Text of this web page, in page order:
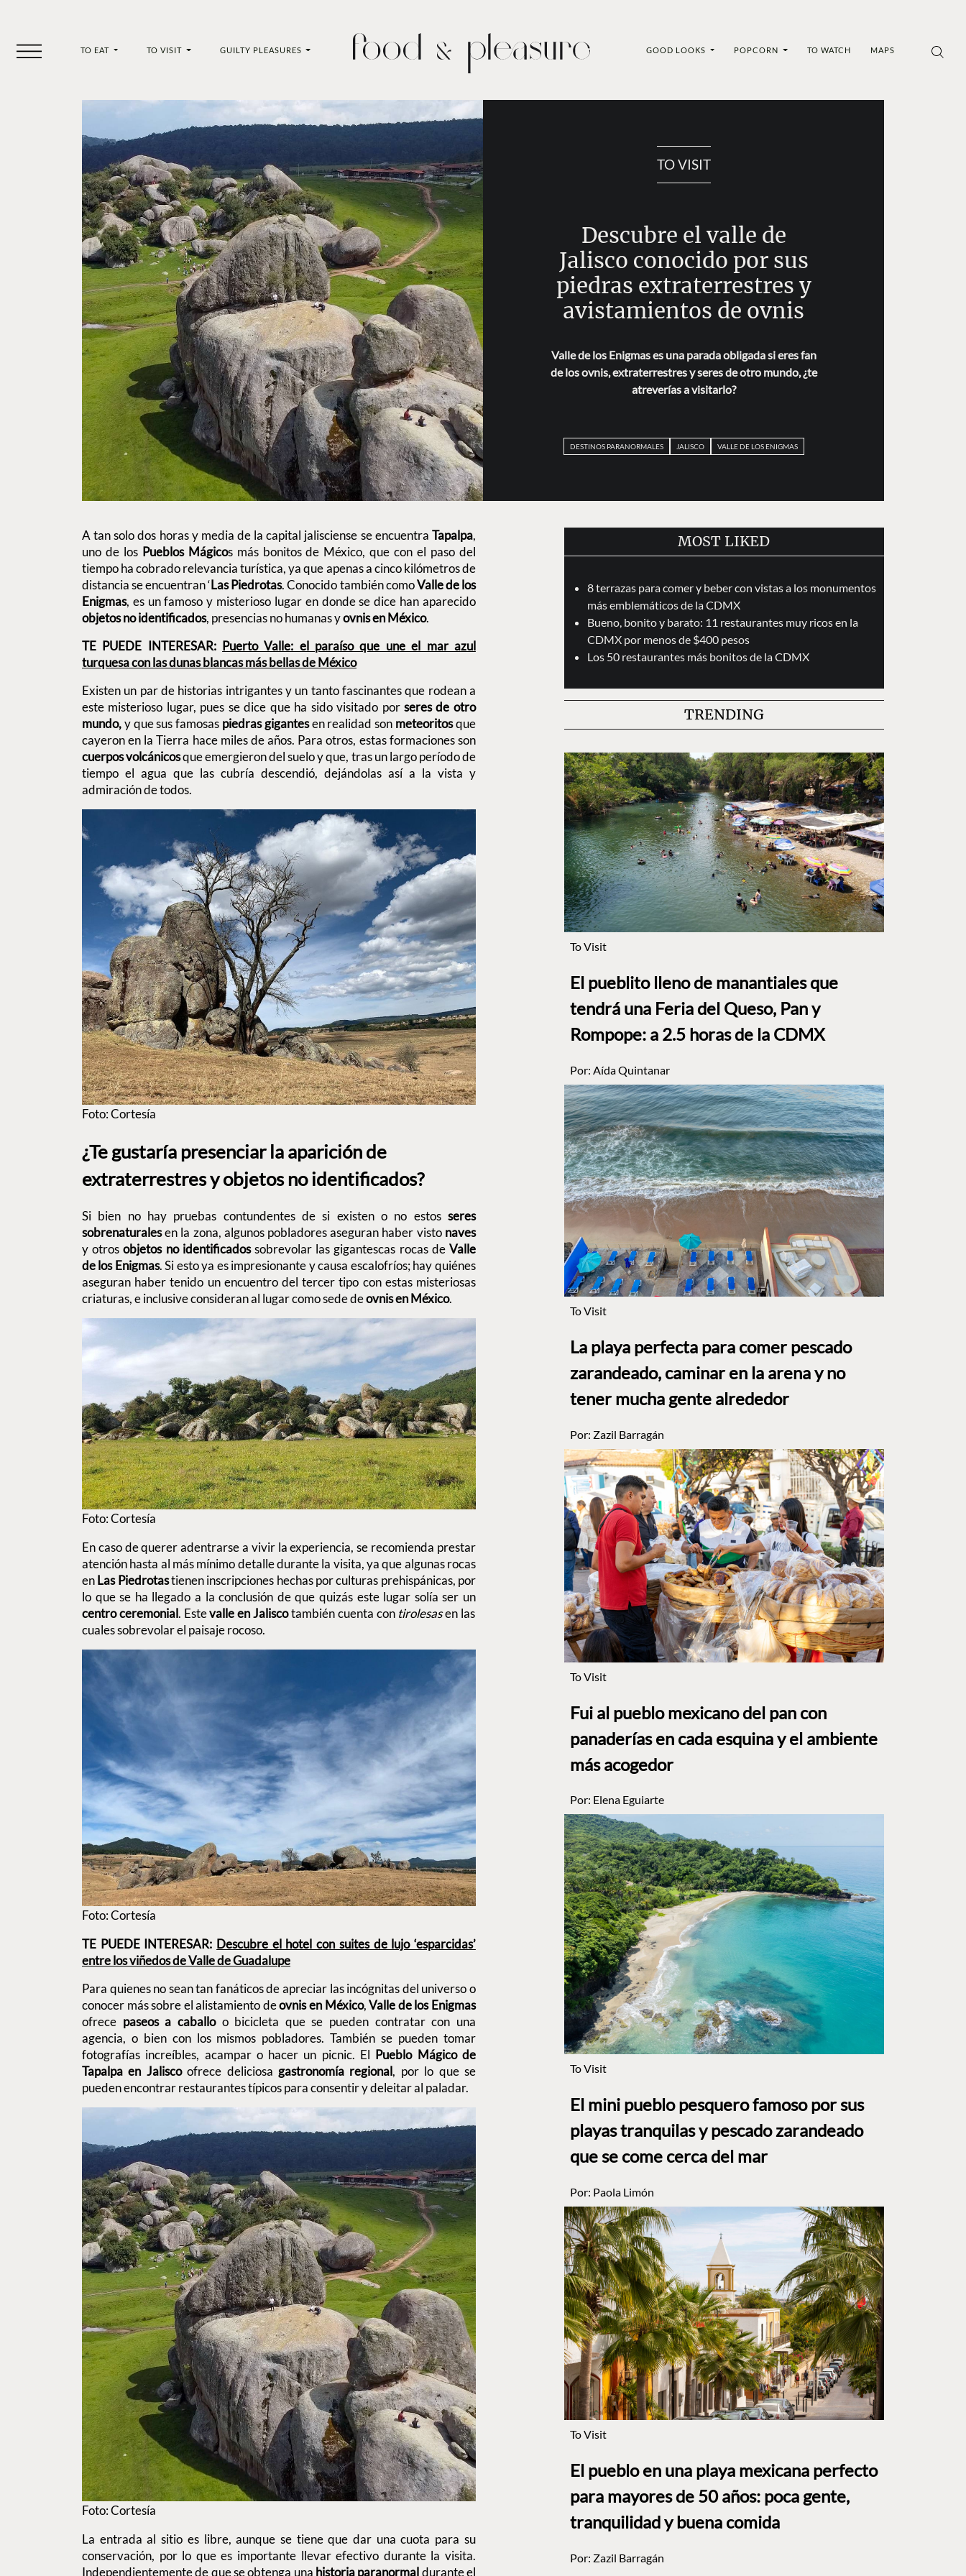
TO EAT TO VISIT GUILTY PLEASURES GOOD LOOKS POPCORN TO WATCH MAPS
TO VISIT
Descubre el valle de
Jalisco conocido por sus
piedras extraterrestres y
avistamientos de ovnis
Valle de los Enigmas es una parada obligada si eres fan
de los ovnis, extraterrestres y seres de otro mundo, ¿te
atreverías a visitarlo?
DESTINOS PARANORMALES JALISCO VALLE DE LOS ENIGMAS
A tan solo dos horas y media de la capital jalisciense se encuentra Tapalpa,
uno de los Pueblos Mágicos más bonitos de México, que con el paso del
tiempo ha cobrado relevancia turística, ya que apenas a cinco kilómetros de
distancia se encuentran ‘Las Piedrotas. Conocido también comoValle de los
Enigmas, es un famoso y misterioso lugar en donde se dice han aparecido
objetos no identificados, presencias no humanas yovnis en México.
TE PUEDE INTERESAR: Puerto Valle: el paraíso que une el mar azul
turquesa con las dunas blancas más bellas de México
Existen un par de historias intrigantes y un tanto fascinantes que rodean a
este misterioso lugar, pues se dice que ha sido visitado por seres de otro
mundo,y que sus famosas piedras gigantesen realidad son meteoritosque
cayeron en la Tierra hace miles de años. Para otros, estas formaciones son
cuerpos volcánicosque emergieron del suelo y que, tras un largo período de
tiempo el agua que las cubría descendió, dejándolas así a la vista y
admiración de todos.
Foto: Cortesía
¿Te gustaría presenciar la aparición de
extraterrestres y objetos no identificados?
Si bien no hay pruebas contundentes de si existen o no estos seres
sobrenaturalesen la zona, algunos pobladores aseguran haber vistonaves
y otrosobjetos no identificadossobrevolar las gigantescas rocas de Valle
de los Enigmas. Si esto ya es impresionante y causa escalofríos; hay quiénes
aseguran haber tenido un encuentro del tercer tipo con estas misteriosas
criaturas, e inclusive consideran al lugar como sede deovnis en México.
Foto: Cortesía
En caso de querer adentrarse a vivir la experiencia, se recomienda prestar
atención hasta al más mínimo detalle durante la visita, ya que algunas rocas
enLas Piedrotastienen inscripciones hechas por culturas prehispánicas, por
lo que se ha llegado a la conclusión de que quizás este lugar solía ser un
centro ceremonial. Estevalle en Jaliscotambién cuenta con tirolesasen las
cuales sobrevolar el paisaje rocoso.
Foto: Cortesía
TE PUEDE INTERESAR: Descubre el hotel con suites de lujo ‘esparcidas’
entre los viñedos de Valle de Guadalupe
Para quienes no sean tan fanáticos de apreciar las incógnitas del universo o
conocer más sobre el alistamiento deovnis en México,Valle de los Enigmas
ofrece paseos a caballo o bicicleta que se pueden contratar con una
agencia, o bien con los mismos pobladores. También se pueden tomar
fotografías increíbles, acampar o hacer un picnic. El Pueblo Mágico de
Tapalpa en Jaliscoofrece deliciosa gastronomía regional, por lo que se
pueden encontrar restaurantes típicos para consentir y deleitar al paladar.
Foto: Cortesía
La entrada al sitio es libre, aunque se tiene que dar una cuota para su
conservación, por lo que es importante llevar efectivo durante la visita.
Independientemente de que se obtenga una historia paranormaldurante el
MOST LIKED
8 terrazas para comer y beber con vistas a los monumentos
más emblemáticos de la CDMX
Bueno, bonito y barato: 11 restaurantes muy ricos en la
CDMX por menos de $400 pesos
Los 50 restaurantes más bonitos de la CDMX
TRENDING
To Visit
El pueblito lleno de manantiales que
tendrá una Feria del Queso, Pan y
Rompope: a 2.5 horas de la CDMX
Por: Aída Quintanar
To Visit
La playa perfecta para comer pescado
zarandeado, caminar en la arena y no
tener mucha gente alrededor
Por: Zazil Barragán
To Visit
Fui al pueblo mexicano del pan con
panaderías en cada esquina y el ambiente
más acogedor
Por: Elena Eguiarte
To Visit
El mini pueblo pesquero famoso por sus
playas tranquilas y pescado zarandeado
que se come cerca del mar
Por: Paola Limón
To Visit
El pueblo en una playa mexicana perfecto
para mayores de 50 años: poca gente,
tranquilidad y buena comida
Por: Zazil Barragán